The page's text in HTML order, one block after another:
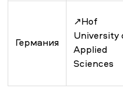
Германия
↗Hof
University
Applied
Sciences